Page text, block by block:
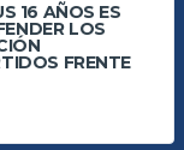
16 AÑOS ES
LOS
FRENTE